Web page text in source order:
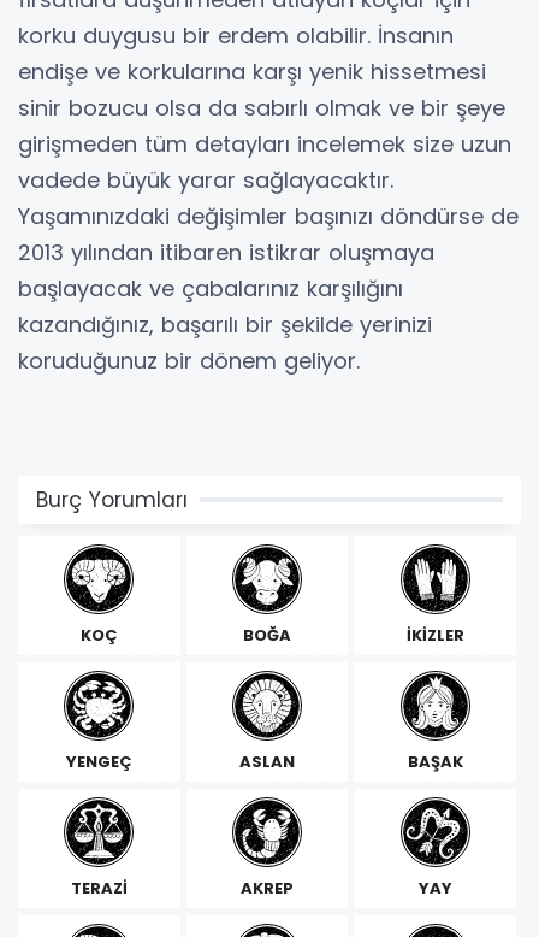
korku duygusu bir erdem olabilir. İnsanın
endişe ve korkularına karşı yenik hissetmesi
sinir bozucu olsa da sabırlı olmak ve bir şeye
girişmeden tüm detayları incelemek size uzun
vadede büyük yarar sağlayacaktır.
Yaşamınızdaki değişimler başınızı döndürse de
2013 yılından itibaren istikrar oluşmaya
başlayacak ve çabalarınız karşılığını
kazandığınız, başarılı bir şekilde yerinizi
koruduğunuz bir dönem geliyor.
Burç Yorumları
KOÇ BOĞA İKİZLER
YENGEÇ ASLAN BAŞAK
TERAZİ AKREP YAY